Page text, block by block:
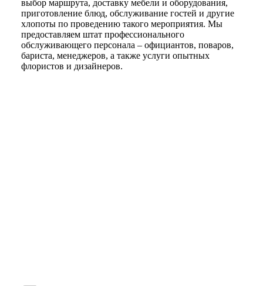
выбор маршрута, доставку мебели и оборудования,
приготовление блюд, обслуживание гостей и другие
хлопоты по проведению такого мероприятия. Мы
предоставляем штат профессионального
обслуживающего персонала – официантов, поваров,
бариста, менеджеров, а также услуги опытных
флористов и дизайнеров.